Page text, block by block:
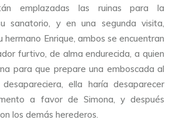
emplazadas las ruinas para la
sanatorio, y en una segunda visita,
hermano Enrique, ambos se encuentran
furtivo, de alma endurecida, a quien
para que prepare una emboscada al
ella haría desaparecer
a favor de Simona, y después
los demás herederos.